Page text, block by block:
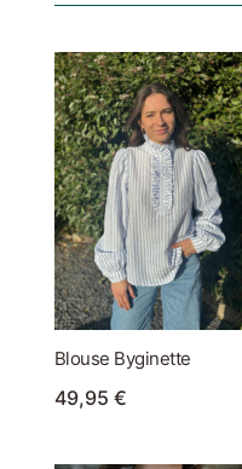
Blouse Byginette
49,95 €